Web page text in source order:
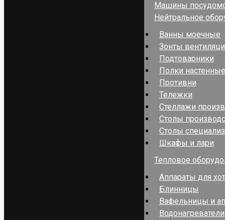
Машины
Нейтральное
Ванны моечные
Зонты
Подтоварники
Полки
Противни
Тележки
Стеллажи
Столы
Столы
Шкафы и лари
Тепловое
Аппараты для
Блинницы
Вафельницы и
Водонагреватели